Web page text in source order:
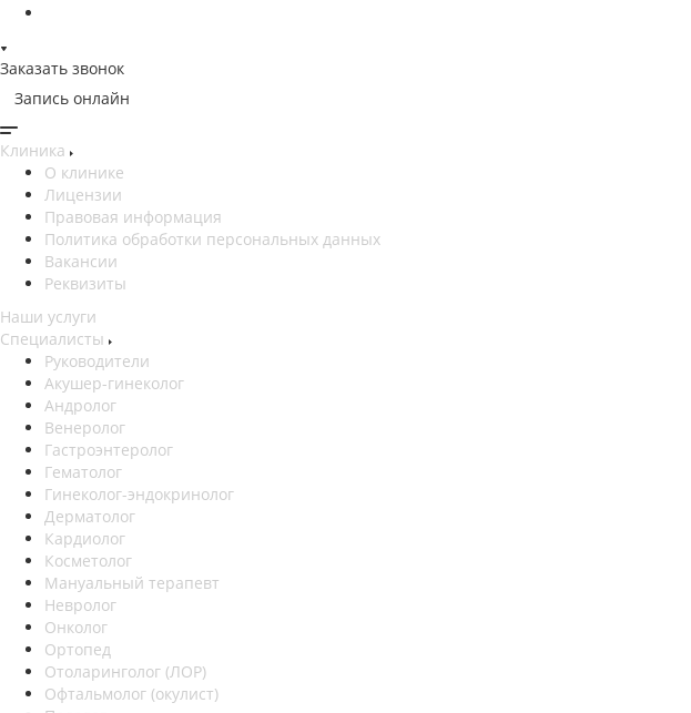
Заказать звонок
Запись онлайн
Клиника
О клинике
Лицензии
Правовая информация
Политика обработки персональных данных
Вакансии
Реквизиты
Наши услуги
Специалисты
Руководители
Акушер-гинеколог
Андролог
Венеролог
Гастроэнтеролог
Гематолог
Гинеколог-эндокринолог
Дерматолог
Кардиолог
Косметолог
Мануальный терапевт
Невролог
Онколог
Ортопед
Отоларинголог (ЛОР)
Офтальмолог (окулист)